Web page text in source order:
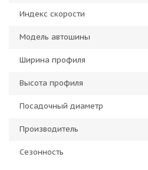
Индекс скорости
Модель автошины
Ширина профиля
Высота профиля
Посадочный диаметр
Производитель
Сезонность